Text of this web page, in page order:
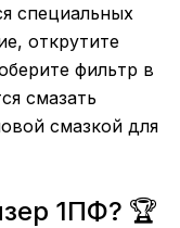
специальных
открутите
фильтр в
смазать
смазкой для
1ПФ? 🏆